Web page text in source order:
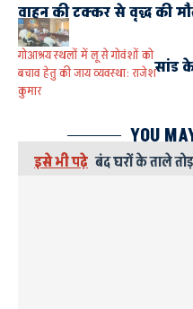
गोआश्रय स्थलों में लू से गोवंशों को
बचाव हेतु की जाय व्यवस्था: राजेश
कुमार
इसे भी पढ़े बंद घरों के ताले
वाहन की टक्कर से वृद्ध की
सांड
YOU